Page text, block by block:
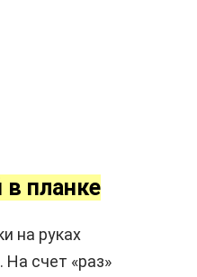
планке
на руках
На счет «раз»